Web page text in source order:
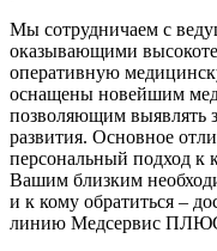
Мы сотрудничаем с
оказывающими
оперативную
оснащены новейшим
позволяющим выявлять
развития. Основное
персональный подход к
Вашим близким
и к кому обратиться –
линию Медсервис ПЛЮС